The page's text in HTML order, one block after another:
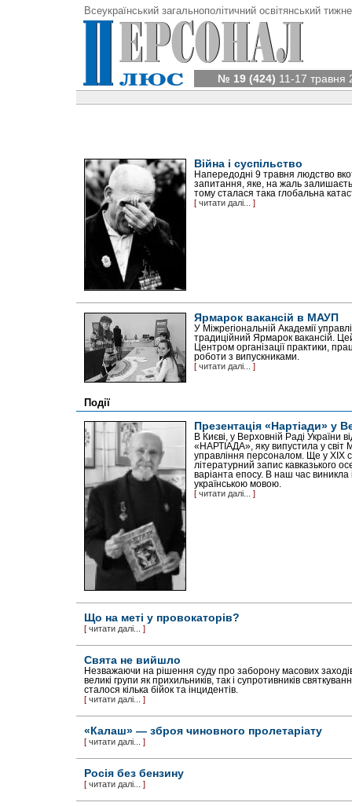
Всеукраїнський загальнополітичний освітянський
№ 19 (424) 11-17 травня
Війна і суспільство
Напередодні 9 травня людство
запитання, яке, на жаль
тому сталася така глобальна
[ читати далі... ]
Ярмарок вакансій в МАУП
У Міжрегіональній Академії
традиційний Ярмарок вакансій.
Центром організації практики,
роботи з випускниками.
[ читати далі... ]
Події
Презентація «Нартіади» у
В Києві, у Верховній Раді України
«НАРТІАДА», яку випустила у світ
управління персоналом. Ще у ХІХ
літературний запис кавказького
варіанта епосу. В наш час виникла
українською мовою.
[ читати далі... ]
Що на меті у провокаторів?
[ читати далі... ]
Свята не вийшло
Незважаючи на рішення суду про заборону масових
великі групи як прихильників, так і супротивників
сталося кілька бійок та інцидентів.
[ читати далі... ]
«Калаш» — зброя чиновного пролетаріату
[ читати далі... ]
Росія без бензину
[ читати далі... ]